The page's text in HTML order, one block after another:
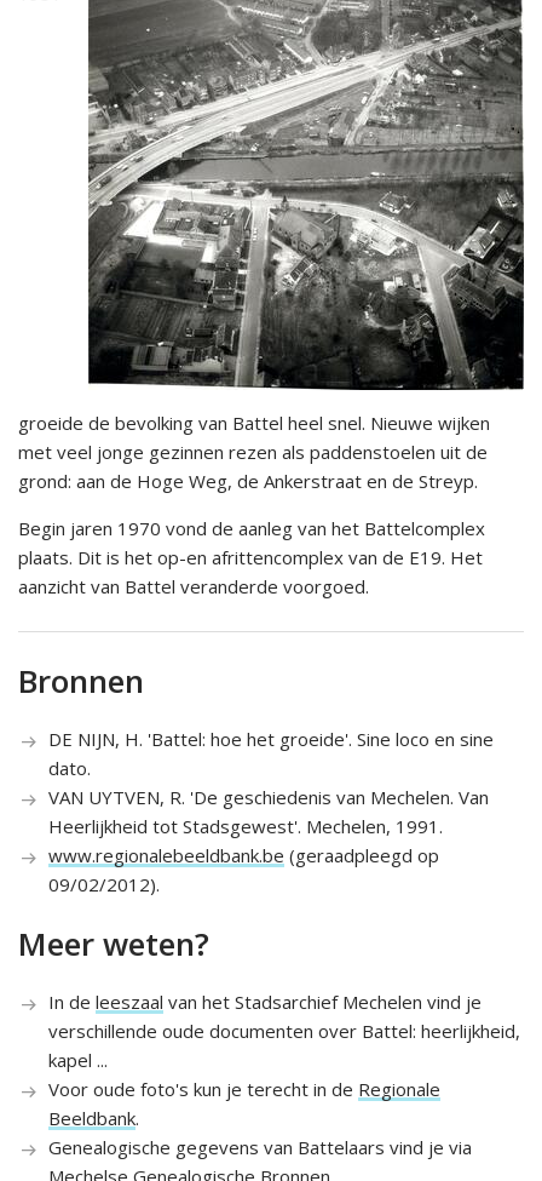
groeide de bevolking van Battel heel snel. Nieuwe wijken
met veel jonge gezinnen rezen als paddenstoelen uit de
grond: aan de Hoge Weg, de Ankerstraat en de Streyp.
Begin jaren 1970 vond de aanleg van het Battelcomplex
plaats. Dit is het op-en afrittencomplex van de E19. Het
aanzicht van Battel veranderde voorgoed.
Bronnen
DE NIJN, H. 'Battel: hoe het groeide'. Sine loco en sine
dato.
VAN UYTVEN, R. 'De geschiedenis van Mechelen. Van
Heerlijkheid tot Stadsgewest'. Mechelen, 1991.
www.regionalebeeldbank.be (geraadpleegd op
09/02/2012).
Meer weten?
In de leeszaal van het Stadsarchief Mechelen vind je
verschillende oude documenten over Battel: heerlijkheid,
kapel ...
Voor oude foto's kun je terecht in de Regionale
Beeldbank.
Genealogische gegevens van Battelaars vind je via
Mechelse Genealogische Bronnen